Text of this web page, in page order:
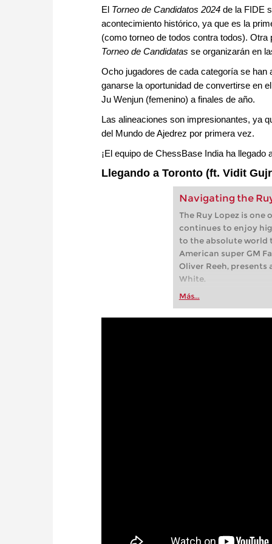
El Torneo de Candidatos 2024 de la FIDE
acontecimiento histórico, ya que es la
(como torneo de todos contra todos).
Torneo de Candidatas se organizarán en
Ocho jugadores de cada categoría se
ganarse la oportunidad de convertirse en
Ju Wenjun (femenino) a finales de año.
Las alineaciones son impresionantes, ya
del Mundo de Ajedrez por primera vez.
¡El equipo de ChessBase India ha
Llegando a Toronto (ft. Vidit
Navigating the
The Ruy Lopez is
continues to enjoy
to the absolute world
American super GM
Oliver Reeh,
White.
Más...